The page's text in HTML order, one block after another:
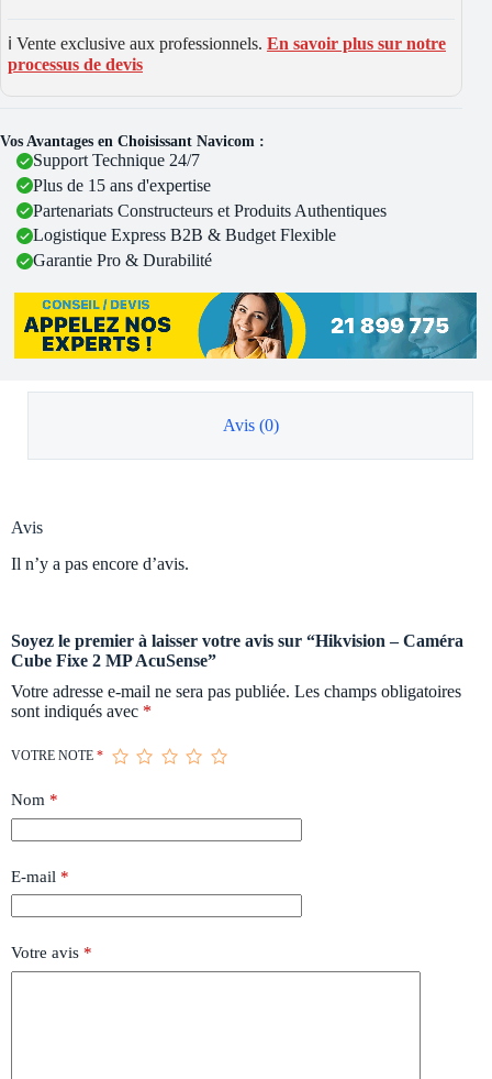
ℹ️ Vente exclusive aux professionnels. En savoir plus sur notre
processus de devis
Vos Avantages en Choisissant Navicom :
Support Technique 24/7
Plus de 15 ans d'expertise
Partenariats Constructeurs et Produits Authentiques
Logistique Express B2B & Budget Flexible
Garantie Pro & Durabilité
Avis (0)
Avis
Il n’y a pas encore d’avis.
Soyez le premier à laisser votre avis sur “Hikvision – Caméra
Cube Fixe 2 MP AcuSense”
Votre adresse e-mail ne sera pas publiée. Les champs obligatoires
sont indiqués avec *
VOTRE NOTE *
Nom *
E-mail *
Votre avis *